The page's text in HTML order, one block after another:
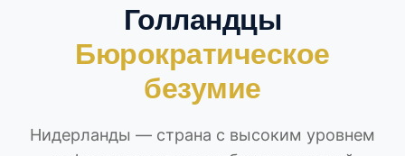
Голландцы
Бюрократическое
безумие
Нидерланды — страна с высоким уровнем